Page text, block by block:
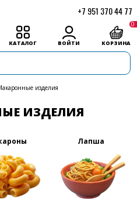
+7 951 370 44 77
КАТАЛОГ ВОЙТИ КОРЗИНА
0
Макаронные изделия
ИЗДЕЛИЯ
Лапша